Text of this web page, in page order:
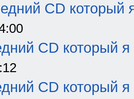
CD который
CD который я
CD который я